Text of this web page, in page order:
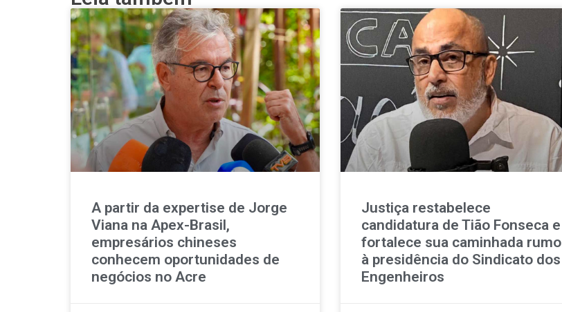
A partir da expertise de Jorge
Viana na Apex-Brasil,
empresários chineses
conhecem oportunidades de
negócios no Acre
Justiça restabelece
candidatura de Tião Fonseca e
fortalece sua caminhada rumo
à presidência do Sindicato dos
Engenheiros